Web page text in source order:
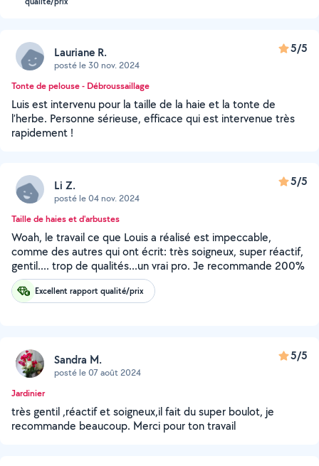
Lauriane R.
posté le 30 nov. 2024
5/5
Tonte de pelouse - Débroussaillage
Luis est intervenu pour la taille de la haie et la tonte de
l’herbe. Personne sérieuse, efficace qui est intervenue très
rapidement !
Li Z.
posté le 04 nov. 2024
5/5
Taille de haies et d'arbustes
Woah, le travail ce que Louis a réalisé est impeccable,
comme des autres qui ont écrit: très soigneux, super réactif,
gentil.... trop de qualités...un vrai pro. Je recommande 200%
Excellent rapport qualité/prix
Sandra M.
posté le 07 août 2024
5/5
Jardinier
très gentil ,réactif et soigneux,il fait du super boulot, je
recommande beaucoup. Merci pour ton travail